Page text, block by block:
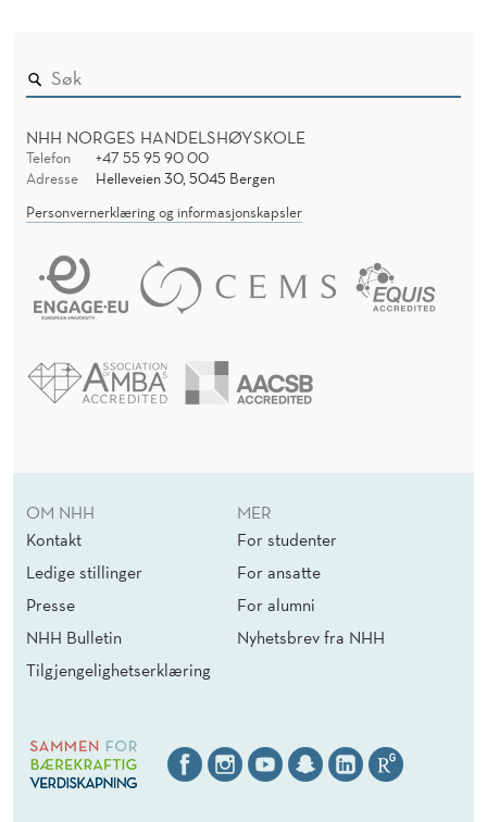
NHH NORGES HANDELSHØYSKOLE
Telefon
+47 55 95 90 00
Adresse
Helleveien 30, 5045 Bergen
Personvernerklæring og informasjonskapsler
OM NHH
Kontakt
Ledige stillinger
Presse
NHH Bulletin
Tilgjengelighetserklæring
MER
For studenter
For ansatte
For alumni
Nyhetsbrev fra NHH